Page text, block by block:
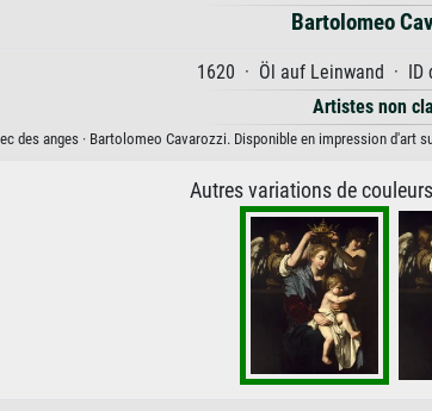
Bartolomeo
1620 · Öl auf Leinwand · ID
Artistes non
des anges · Bartolomeo Cavarozzi. Disponible en impression
Autres variations de